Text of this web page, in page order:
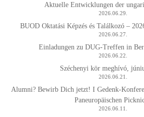
Aktuelle Entwicklungen der
2026.06.29.
BUOD Oktatási Képzés és Találkozó –
2026.06.27.
Einladungen zu DUG-Treffen in
2026.06.22.
Széchenyi kör meghívó,
2026.06.21.
Alumni? Bewirb Dich jetzt! I Gedenk-
Paneuropäischen
2026.06.11.